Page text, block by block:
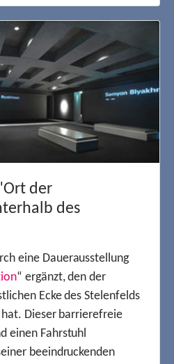
der
des
eine Dauerausstellung
“ ergänzt, den der
Ecke des Stelenfelds
Dieser barrierefreie
einen Fahrstuhl
beeindruckenden